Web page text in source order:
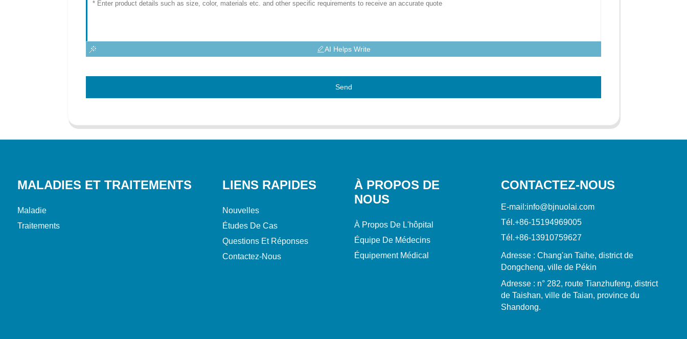
AI Helps Write
Send
MALADIES ET TRAITEMENTS
Maladie
Traitements
LIENS RAPIDES
Nouvelles
Études De Cas
Questions Et Réponses
Contactez-Nous
À PROPOS DE
NOUS
À Propos De L'hôpital
Équipe De Médecins
Équipement Médical
CONTACTEZ-NOUS
E-mail:info@bjnuolai.com
Tél.+86-15194969005
Tél.+86-13910759627
Adresse : Chang'an Taihe, district de
Dongcheng, ville de Pékin
Adresse : n° 282, route Tianzhufeng, district
de Taishan, ville de Taian, province du
Shandong.